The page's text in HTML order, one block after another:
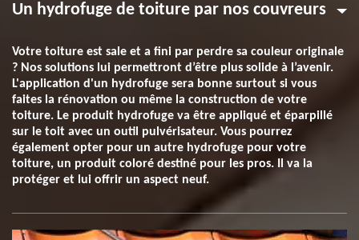
Un hydrofuge de toiture par nos couvreurs
Votre toiture est sale et a fini par perdre sa couleur originale
? Nos solutions lui permettront d’être plus solide à l’avenir.
L'application d'un hydrofuge sera bonne surtout si vous
faites la rénovation ou même la construction de votre
toiture. Le produit hydrofuge va être appliqué et éparpillé
sur le toit avec un outil pulvérisateur. Vous pourrez
également opter pour un autre hydrofuge pour votre
toiture, un produit coloré destiné pour les pros. Il va la
protéger et lui offrir un aspect neuf.